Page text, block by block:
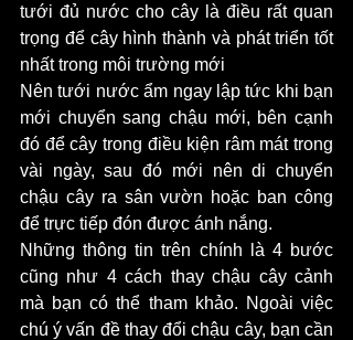
tưới đủ nước cho cây là điều rất quan
trọng để cây hình thành và phát triển tốt
nhất trong môi trường mới
Nên tưới nước ẩm ngay lập tức khi bạn
mới chuyển sang chậu mới, bên cạnh
đó để cây trong điều kiện râm mát trong
vài ngày, sau đó mới nên di chuyển
chậu cây ra sân vườn hoặc ban công
để trực tiếp đón được ánh nắng.
Những thông tin trên chính là 4 bước
cũng như 4 cách thay chậu cây cảnh
mà bạn có thể tham khảo. Ngoài việc
chú ý vấn đề thay đổi chậu cây, bạn cần